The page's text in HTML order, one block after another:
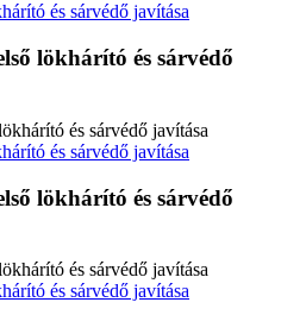
és sárvédő javítása
lökhárító és sárvédő
és sárvédő javítása
lökhárító és sárvédő
és sárvédő javítása